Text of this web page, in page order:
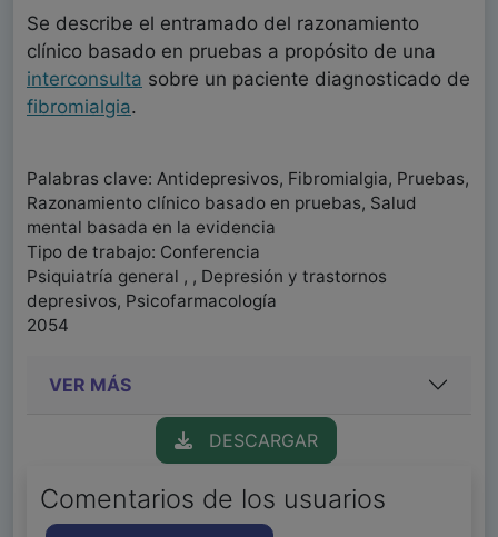
Se describe el entramado del razonamiento
clínico basado en pruebas a propósito de una
interconsulta sobre un paciente diagnosticado de
fibromialgia.
Palabras clave: Antidepresivos, Fibromialgia, Pruebas,
Razonamiento clínico basado en pruebas, Salud
mental basada en la evidencia
Tipo de trabajo: Conferencia
Psiquiatría general , , Depresión y trastornos
depresivos, Psicofarmacología
2054
VER MÁS
DESCARGAR
Comentarios de los usuarios